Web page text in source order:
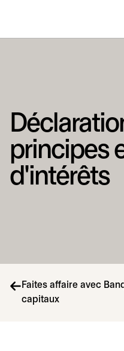
principes
d'intérêts
Faites affaire avec
capitaux